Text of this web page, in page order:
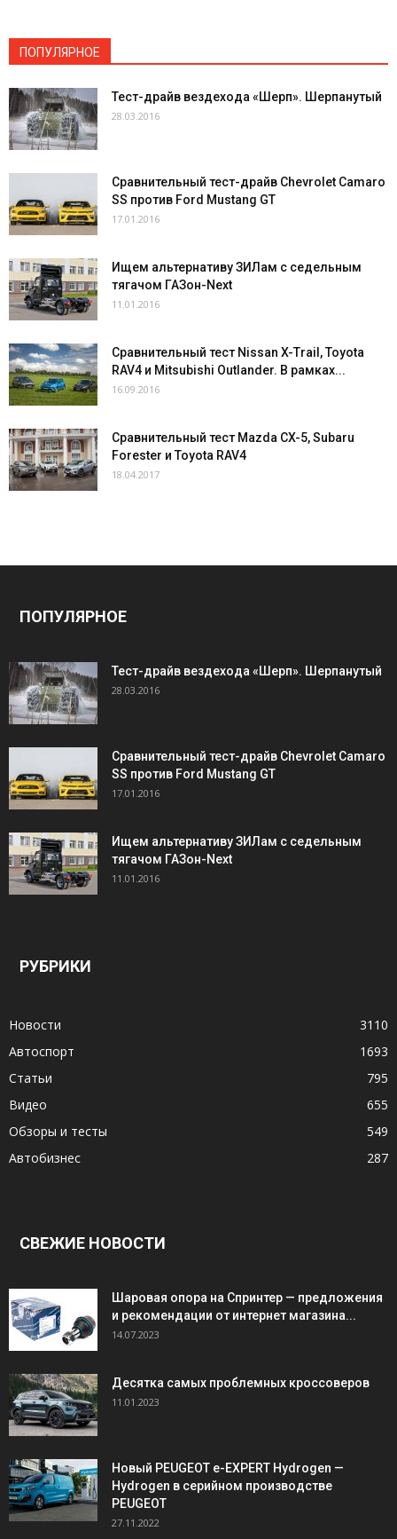
ПОПУЛЯРНОЕ
Тест-драйв вездехода «Шерп». Шерпанутый
28.03.2016
Сравнительный тест-драйв Chevrolet Camaro
SS против Ford Mustang GT
17.01.2016
Ищем альтернативу ЗИЛам с седельным
тягачом ГАЗон-Next
11.01.2016
Сравнительный тест Nissan X-Trail, Toyota
RAV4 и Mitsubishi Outlander. В рамках...
16.09.2016
Сравнительный тест Mazda CX-5, Subaru
Forester и Toyota RAV4
18.04.2017
ПОПУЛЯРНОЕ
Тест-драйв вездехода «Шерп». Шерпанутый
28.03.2016
Сравнительный тест-драйв Chevrolet Camaro
SS против Ford Mustang GT
17.01.2016
Ищем альтернативу ЗИЛам с седельным
тягачом ГАЗон-Next
11.01.2016
РУБРИКИ
Новости
3110
Автоспорт
1693
Статьи
795
Видео
655
Обзоры и тесты
549
Автобизнес
287
СВЕЖИЕ НОВОСТИ
Шаровая опора на Спринтер — предложения
и рекомендации от интернет магазина...
14.07.2023
Десятка самых проблемных кроссоверов
11.01.2023
Новый PEUGEOT e-EXPERT Hydrogen —
Hydrogen в серийном производстве
PEUGEOT
27.11.2022